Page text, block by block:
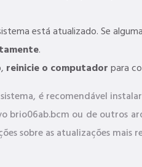
está atualizado. Se
.
reinicie o computadorpara
é recomendável
brio06ab.bcm ou de outros
sobre as atualizações mais